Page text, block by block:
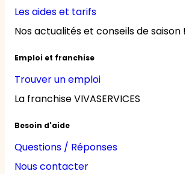
Les aides et tarifs
Nos actualités et conseils de saison !
Emploi et franchise
Trouver un emploi
La franchise VIVASERVICES
Besoin d'aide
Questions / Réponses
Nous contacter